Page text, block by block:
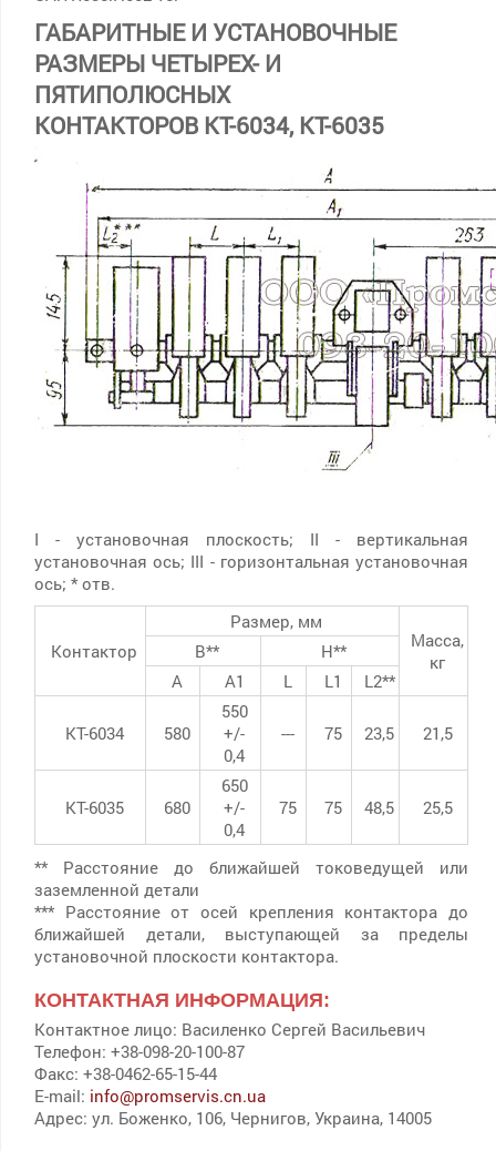
ГАБАРИТНЫЕ И УСТАНОВОЧНЫЕ
РАЗМЕРЫ ЧЕТЫРЕХ- И
ПЯТИПОЛЮСНЫХ
КОНТАКТОРОВ КТ-6034, КТ-6035
I - установочная плоскость; II - вертикальная
установочная ось; III - горизонтальная установочная
ось; * отв.
Контактор
Размер, мм
Масса,
кг
B**
H**
А
А1 L L1 L2**
КТ-6034 580
550
+/-
0,4
--- 75 23,5 21,5
КТ-6035 680
650
+/-
0,4
75 75 48,5 25,5
** Расстояние до ближайшей токоведущей или
заземленной детали
*** Расстояние от осей крепления контактора до
ближайшей детали, выступающей за пределы
установочной плоскости контактора.
КОНТАКТНАЯ ИНФОРМАЦИЯ:
Контактное лицо: Василенко Сергей Васильевич
Телефон: +38-098-20-100-87
Факс: +38-0462-65-15-44
E-mail: info@promservis.cn.ua
Адрес: ул. Боженко, 106, Чернигов, Украина, 14005